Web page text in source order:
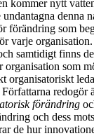
kommer nytt
denna
förändring som
varje
samtidigt finns
organisation som
organisatoriskt
redogör
förändring
och dess
de hur